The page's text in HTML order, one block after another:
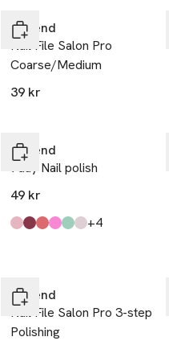
Depend
Nail File Salon Pro
Coarse/Medium
39 kr
Depend
7day Nail polish
49 kr
Produkten finns i färgerna:
French Touch,
Cherry On Top,
Couture Éclat,
Berry Fizz,
Olive Twist,
Milky White, +4till
Depend
Nail File Salon Pro 3-step
Polishing